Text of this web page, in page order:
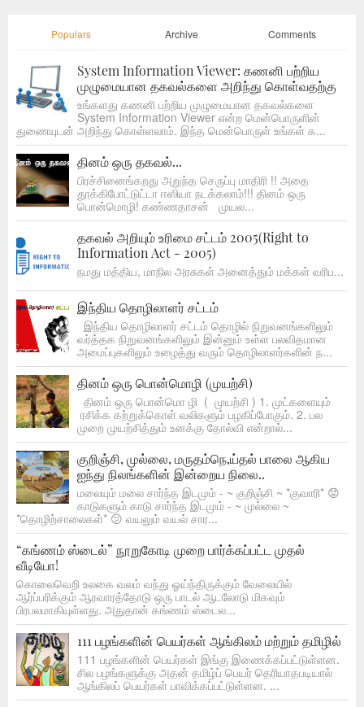
Populars Archive Comments
System Information Viewer: கணனி பற்றிய
முழுமையான தகவல்களை அறிந்து கொள்வதற்கு
உங்களது கணனி பற்றிய முழுமையான தகவல்களை
System Information Viewer என்ற மென்பொருளின்
துணையுடன் அறிந்து கொள்ளலாம். இந்த மென்பொருள் உங்கள் க...
தினம் ஒரு தகவல்...
பிரச்சினைங்கறது அறுந்த செருப்பு மாதிரி !! அதை
தூக்கிபோட்டுட்டா ஈஸியா நடக்கலாம்!!! தினம் ஒரு
பொன்மொழி! கண்ணதாசன் முயல...
தகவல் அறியும் உரிமை சட்டம் 2005(Right to
Information Act - 2005)
நமது மத்திய, மாநில அரசுகள் அனைத்தும் மக்கள் வரிப...
இந்திய தொழிலாளர் சட்டம்
இந்திய தொழிலாளர் சட்டம் தொழில் நிறுவனங்களிலும்
வர்த்தக நிறுவனங்களிலும் இன்னும் உள்ள பலவிதமான
அமைப்புகளிலும் உழைத்து வரும் தொழிலாளர்களின் ந...
தினம் ஒரு பொன்மொழி (முயற்சி)
தினம் ஒரு பொன்மொ ழி ( முயற்சி ) 1. முட்களையும்
ரசிக்க கற்றுக்கொள் வலிகளும் பழகிப்போகும். 2. பல
முறை முயற்சித்தும் உனக்கு தோல்வி என்றால்...
குறிஞ்சி, முல்லை, மருதம்நெ,ய்தல் பாலை ஆகிய
ஐந்து நிலங்களின் இன்றைய நிலை..
மலையும் மலை சார்ந்த இடமும் - ~ குறிஞ்சி ~ *குவாரி* 😟
காடுகளும் காடு சார்ந்த இடமும் - ~ முல்லை ~
*தொழிற்சாலைகள்* 😕 வயலும் வயல் சார...
“கங்ணம் ஸ்டைல்” நூறுகோடி முறை பார்க்கப்பட்ட முதல்
வீடியோ!
கொலைவெறி உலகை வலம் வந்து ஓய்ந்திருக்கும் வேலையில்
ஆர்ப்பரிக்கும் ஆரவாரத்தோடு ஒரு பாடல் ஆடலோடு மிகவும்
பிரபலமாகியுள்ளது. அதுதான் கங்ணம் ஸ்டைல...
111 பழங்களின் பெயர்கள் ஆங்கிலம் மற்றும் தமிழில்
111 பழங்களின் பெயர்கள் இங்கு இணைக்கப்பட்டுள்ளன.
சில பழங்களுக்கு அதன் தமிழ்ப் பெயர் தெரியாதபடியால்
ஆங்கிலப் பெயர்கள் பாவிக்கப்பட்டுள்ளன. ...